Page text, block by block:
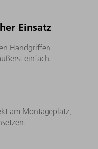
Einsatz
Handgriffen
einfach.
am Montageplatz,